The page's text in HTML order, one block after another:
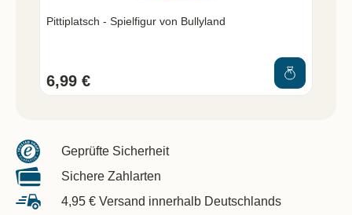
Pittiplatsch - Spielfigur von Bullyland
6,99 €
Geprüfte Sicherheit
Sichere Zahlarten
4,95 € Versand innerhalb Deutschlands